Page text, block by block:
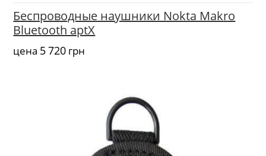
Беспроводные наушники Nokta Makro
Bluetooth aptX
цена 5 720грн